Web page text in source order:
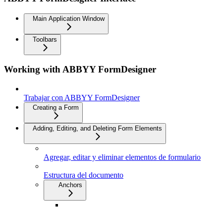
Main Application Window
Toolbars
Working with ABBYY FormDesigner
Trabajar con ABBYY FormDesigner
Creating a Form
Adding, Editing, and Deleting Form Elements
Agregar, editar y eliminar elementos de formulario
Estructura del documento
Anchors